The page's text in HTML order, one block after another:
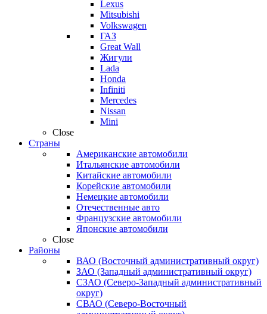
Lexus
Mitsubishi
Volkswagen
ГАЗ
Great Wall
Жигули
Lada
Honda
Infiniti
Mercedes
Nissan
Mini
Close
Страны
Американские автомобили
Итальянские автомобили
Китайские автомобили
Корейские автомобили
Немецкие автомобили
Отечественные авто
Французские автомобили
Японские автомобили
Close
Районы
ВАО (Восточный административный округ)
ЗАО (Западный административный округ)
СЗАО (Северо-Западный административный
округ)
СВАО (Северо-Восточный